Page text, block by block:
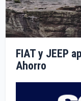
FIAT y JEEP
Ahorro